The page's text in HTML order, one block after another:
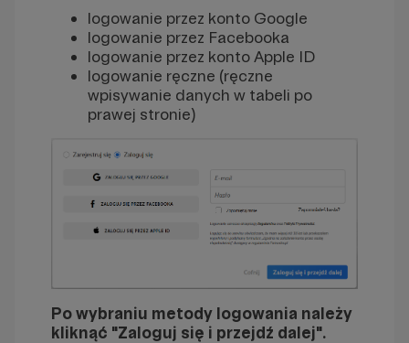
logowanie przez konto Google
logowanie przez Facebooka
logowanie przez konto Apple ID
logowanie ręczne (ręczne
wpisywanie danych w tabeli po
prawej stronie)
Po wybraniu metody logowania należy
kliknąć "Zaloguj się i przejdź dalej".